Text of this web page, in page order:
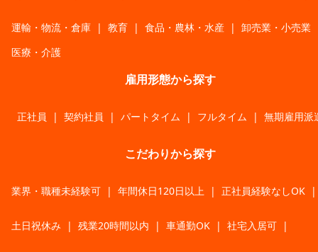
運輸・物流・倉庫 | 教育 | 食品・農林・水産 | 卸売業・小売業
医療・介護
雇用形態から探す
正社員 | 契約社員 | パートタイム | フルタイム | 無期雇用派
こだわりから探す
業界・職種未経験可 | 年間休日120日以上 | 正社員経験なしOK |
土日祝休み | 残業20時間以内 | 車通勤OK | 社宅入居可 |